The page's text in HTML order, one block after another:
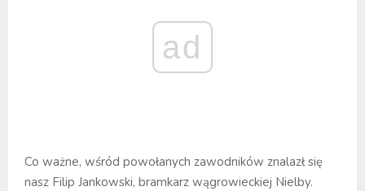
ad
Co ważne, wśród powołanych zawodników znalazł się
nasz Filip Jankowski, bramkarz wągrowieckiej Nielby.